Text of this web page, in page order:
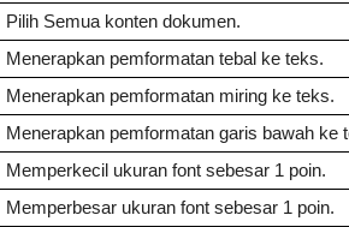
Pilih Semua konten dokumen.
Menerapkan pemformatan tebal ke teks.
Menerapkan pemformatan miring ke teks.
Menerapkan pemformatan garis bawah ke
Memperkecil ukuran font sebesar 1 poin.
Memperbesar ukuran font sebesar 1 poin.